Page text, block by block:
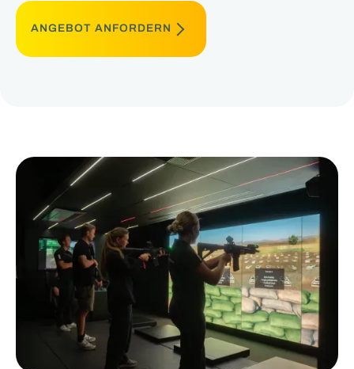
ANGEBOT ANFORDERN